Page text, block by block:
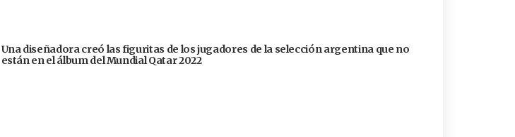
Una diseñadora creó las figuritas de los jugadores de la selección argentina que no
están en el álbum del Mundial Qatar 2022